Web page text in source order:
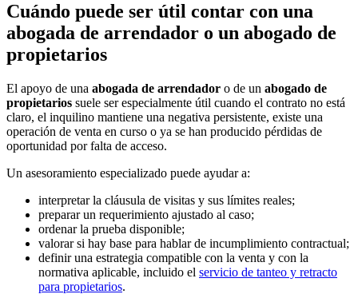
Cuándo puede ser útil contar con una
abogada de arrendador o un abogado de
propietarios
El apoyo de una abogada de arrendador o de un abogado de
propietarios suele ser especialmente útil cuando el contrato no está
claro, el inquilino mantiene una negativa persistente, existe una
operación de venta en curso o ya se han producido pérdidas de
oportunidad por falta de acceso.
Un asesoramiento especializado puede ayudar a:
interpretar la cláusula de visitas y sus límites reales;
preparar un requerimiento ajustado al caso;
ordenar la prueba disponible;
valorar si hay base para hablar de incumplimiento contractual;
definir una estrategia compatible con la venta y con la
normativa aplicable, incluido el servicio de tanteo y retracto
para propietarios.